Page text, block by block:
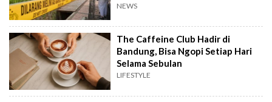
NEWS
The Caffeine Club Hadir di
Bandung, Bisa Ngopi Setiap Hari
Selama Sebulan
LIFESTYLE